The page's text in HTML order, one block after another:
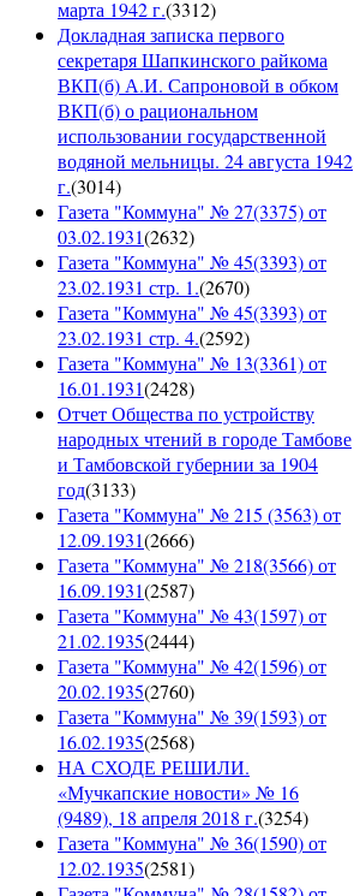
марта 1942 г.(3312)
Докладная записка первого
секретаря Шапкинского райкома
ВКП(б) А.И. Сапроновой в обком
ВКП(б) о рациональном
использовании государственной
водяной мельницы. 24 августа 1942
г.(3014)
Газета "Коммуна" № 27(3375) от
03.02.1931(2632)
Газета "Коммуна" № 45(3393) от
23.02.1931 стр. 1.(2670)
Газета "Коммуна" № 45(3393) от
23.02.1931 стр. 4.(2592)
Газета "Коммуна" № 13(3361) от
16.01.1931(2428)
Отчет Общества по устройству
народных чтений в городе Тамбове
и Тамбовской губернии за 1904
год(3133)
Газета "Коммуна" № 215 (3563) от
12.09.1931(2666)
Газета "Коммуна" № 218(3566) от
16.09.1931(2587)
Газета "Коммуна" № 43(1597) от
21.02.1935(2444)
Газета "Коммуна" № 42(1596) от
20.02.1935(2760)
Газета "Коммуна" № 39(1593) от
16.02.1935(2568)
НА СХОДЕ РЕШИЛИ.
«Мучкапские новости» № 16
(9489), 18 апреля 2018 г.(3254)
Газета "Коммуна" № 36(1590) от
12.02.1935(2581)